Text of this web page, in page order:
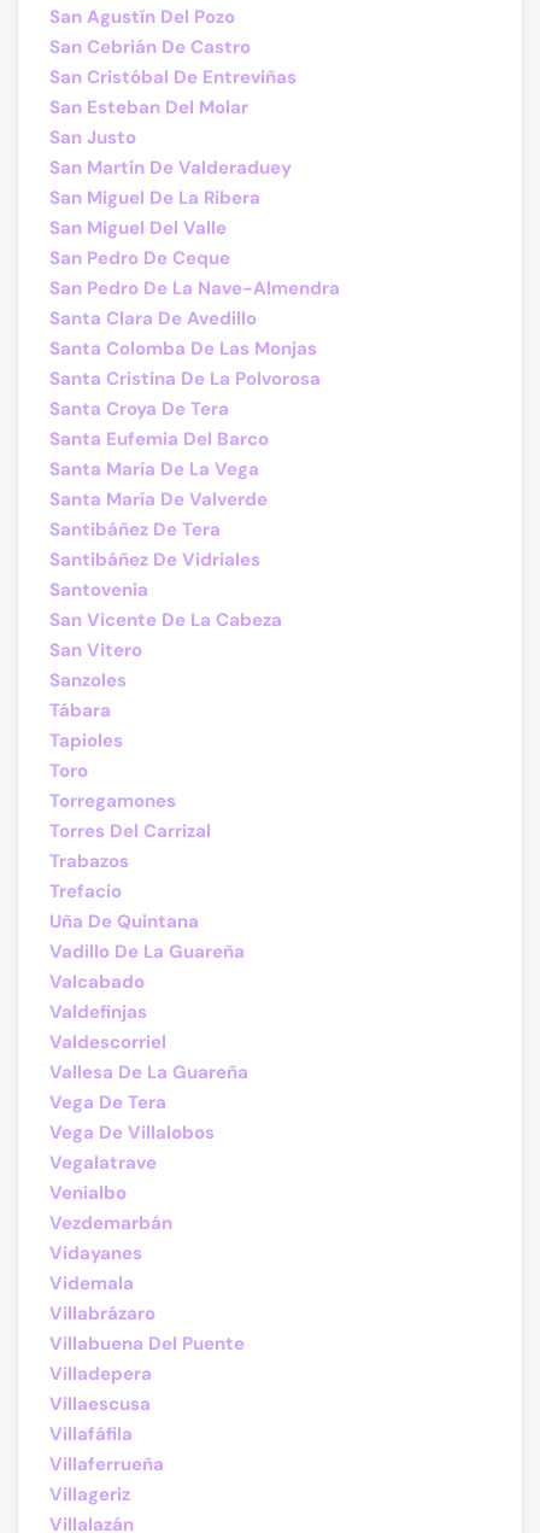
San Agustín Del Pozo
San Cebrián De Castro
San Cristóbal De Entreviñas
San Esteban Del Molar
San Justo
San Martín De Valderaduey
San Miguel De La Ribera
San Miguel Del Valle
San Pedro De Ceque
San Pedro De La Nave-Almendra
Santa Clara De Avedillo
Santa Colomba De Las Monjas
Santa Cristina De La Polvorosa
Santa Croya De Tera
Santa Eufemia Del Barco
Santa María De La Vega
Santa María De Valverde
Santibáñez De Tera
Santibáñez De Vidriales
Santovenia
San Vicente De La Cabeza
San Vitero
Sanzoles
Tábara
Tapioles
Toro
Torregamones
Torres Del Carrizal
Trabazos
Trefacio
Uña De Quintana
Vadillo De La Guareña
Valcabado
Valdefinjas
Valdescorriel
Vallesa De La Guareña
Vega De Tera
Vega De Villalobos
Vegalatrave
Venialbo
Vezdemarbán
Vidayanes
Videmala
Villabrázaro
Villabuena Del Puente
Villadepera
Villaescusa
Villafáfila
Villaferrueña
Villageriz
Villalazán